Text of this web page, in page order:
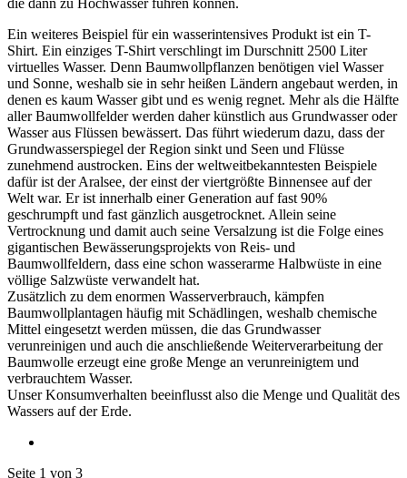
Ein weiteres Beispiel für ein wasserintensives Produkt ist ein T-
Shirt. Ein einziges T-Shirt verschlingt im Durschnitt 2500 Liter
virtuelles Wasser. Denn Baumwollpflanzen benötigen viel Wasser
und Sonne, weshalb sie in sehr heißen Ländern angebaut werden, in
denen es kaum Wasser gibt und es wenig regnet. Mehr als die Hälfte
aller Baumwollfelder werden daher künstlich aus Grundwasser oder
Wasser aus Flüssen bewässert. Das führt wiederum dazu, dass der
Grundwasserspiegel der Region sinkt und Seen und Flüsse
zunehmend austrocken. Eins der weltweitbekanntesten Beispiele
dafür ist der Aralsee, der einst der viertgrößte Binnensee auf der
Welt war. Er ist innerhalb einer Generation auf fast 90%
geschrumpft und fast gänzlich ausgetrocknet. Allein seine
Vertrocknung und damit auch seine Versalzung ist die Folge eines
gigantischen Bewässerungsprojekts von Reis- und
Baumwollfeldern, dass eine schon wasserarme Halbwüste in eine
völlige Salzwüste verwandelt hat.
Zusätzlich zu dem enormen Wasserverbrauch, kämpfen
Baumwollplantagen häufig mit Schädlingen, weshalb chemische
Mittel eingesetzt werden müssen, die das Grundwasser
verunreinigen und auch die anschließende Weiterverarbeitung der
Baumwolle erzeugt eine große Menge an verunreinigtem und
verbrauchtem Wasser.
Unser Konsumverhalten beeinflusst also die Menge und Qualität des
Wassers auf der Erde.
Seite 1 von 3